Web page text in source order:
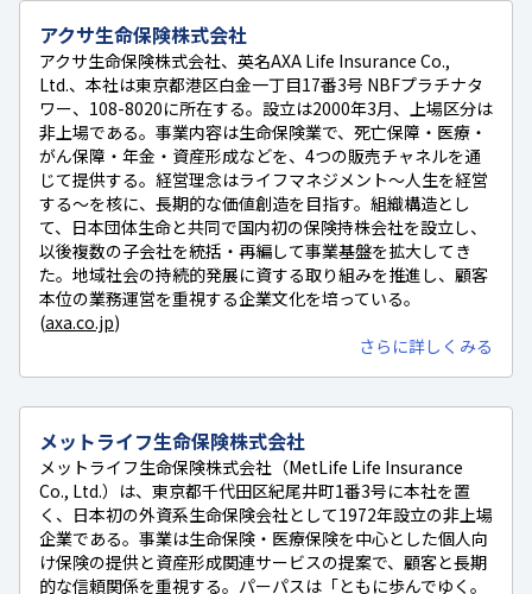
アクサ生命保険株式会社
アクサ生命保険株式会社、英名AXA Life Insurance Co.,
Ltd.、本社は東京都港区白金一丁目17番3号 NBFプラチナタ
ワー、108-8020に所在する。設立は2000年3月、上場区分は
非上場である。事業内容は生命保険業で、死亡保障・医療・
がん保障・年金・資産形成などを、4つの販売チャネルを通
じて提供する。経営理念はライフマネジメント～人生を経営
する～を核に、長期的な価値創造を目指す。組織構造とし
て、日本団体生命と共同で国内初の保険持株会社を設立し、
以後複数の子会社を統括・再編して事業基盤を拡大してき
た。地域社会の持続的発展に資する取り組みを推進し、顧客
本位の業務運営を重視する企業文化を培っている。
(axa.co.jp)
さらに詳しくみる
メットライフ生命保険株式会社
メットライフ生命保険株式会社（MetLife Life Insurance
Co., Ltd.）は、東京都千代田区紀尾井町1番3号に本社を置
く、日本初の外資系生命保険会社として1972年設立の非上場
企業である。事業は生命保険・医療保険を中心とした個人向
け保険の提供と資産形成関連サービスの提案で、顧客と長期
的な信頼関係を重視する。パーパスは「ともに歩んでゆく。